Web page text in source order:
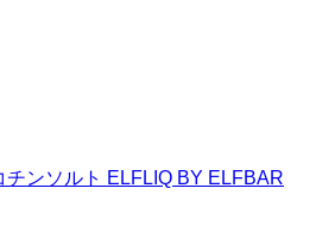
チンソルト ELFLIQ BY ELFBAR